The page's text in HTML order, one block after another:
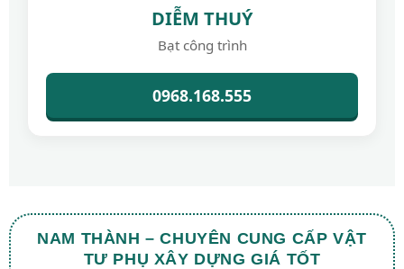
DIỄM THUÝ
Bạt công trình
0968.168.555
NAM THÀNH – CHUYÊN CUNG CẤP VẬT
TƯ PHỤ XÂY DỰNG GIÁ TỐT